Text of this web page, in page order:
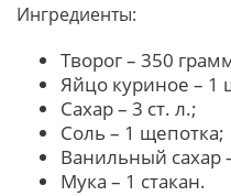
Ингредиенты:
Творог – 350
Яйцо куриное – 1
Сахар – 3 ст. л.;
Соль – 1 щепотка;
Ванильный сахар
Мука – 1 стакан.